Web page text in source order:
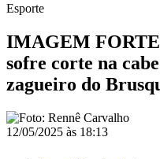
Esporte
IMAGEM
sofre corte na
zagueiro do
12/05/2025 às 18:13